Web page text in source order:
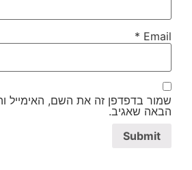
Email
*
שמור בדפדפן זה את השם, האימייל
הבאה שאגיב.